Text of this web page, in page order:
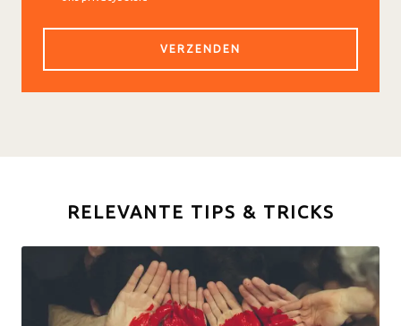
RELEVANTE TIPS & TRICKS